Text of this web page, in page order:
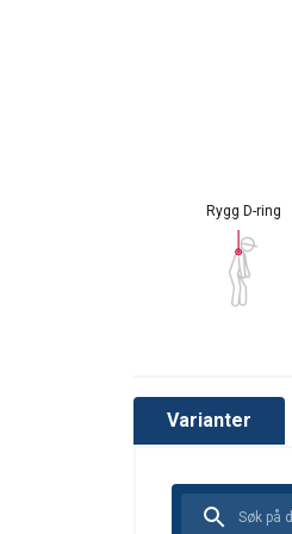
Rygg D-ring
Varianter